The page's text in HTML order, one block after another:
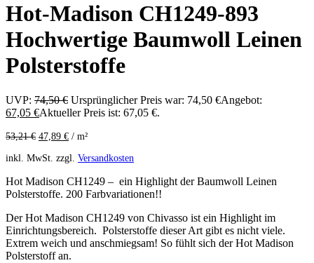
Hot-Madison CH1249-893
Hochwertige Baumwoll Leinen
Polsterstoffe
UVP: 74,50€ Ursprünglicher Preis war: 74,50 €Angebot:
67,05 €Aktueller Preis ist: 67,05 €.
53,21€ 47,89 € / m²
inkl. MwSt. zzgl. Versandkosten
Hot Madison CH1249 – ein Highlight der Baumwoll Leinen
Polsterstoffe. 200 Farbvariationen!!
Der Hot Madison CH1249 von Chivasso ist ein Highlight im
Einrichtungsbereich. Polsterstoffe dieser Art gibt es nicht viele.
Extrem weich und anschmiegsam! So fühlt sich der Hot Madison
Polsterstoff an.